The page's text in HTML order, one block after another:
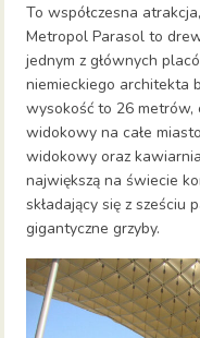
To współczesna
Metropol Parasol to
jednym z głównych
niemieckiego architekta
wysokość to 26 metrów,
widokowy na całe
widokowy oraz
największą na świecie
składający się z sześciu
gigantyczne grzyby.